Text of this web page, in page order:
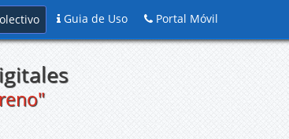
Guia de Uso Portal Móvil